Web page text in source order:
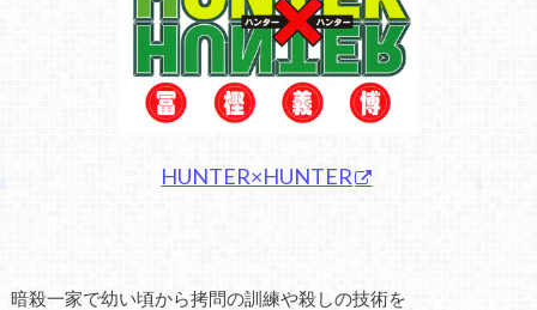
HUNTER×HUNTER
暗殺一家で幼い頃から拷問の訓練や殺しの技術を